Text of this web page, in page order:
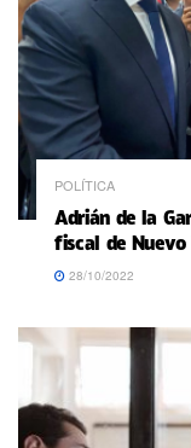
POLÍTICA
Adrián de la
fiscal de Nuevo
28/10/2022